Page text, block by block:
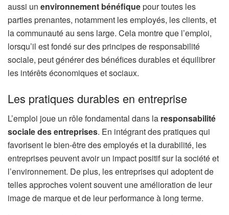
aussi un environnement bénéfiquepour toutes les
parties prenantes, notamment les employés, les clients, et
la communauté au sens large. Cela montre que l’emploi,
lorsqu’il est fondé sur des principes de responsabilité
sociale, peut générer des bénéfices durables et équilibrer
les intérêts économiques et sociaux.
Les pratiques durables en entreprise
L’emploi joue un rôle fondamental dans la responsabilité
sociale des entreprises. En intégrant des pratiques qui
favorisent le bien-être des employés et la durabilité, les
entreprises peuvent avoir un impact positif sur la société et
l’environnement. De plus, les entreprises qui adoptent de
telles approches voient souvent une amélioration de leur
image de marque et de leur performance à long terme.